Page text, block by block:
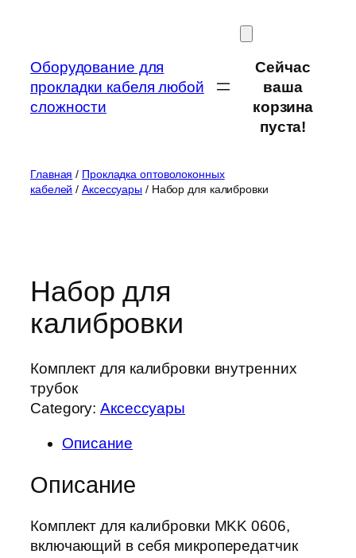
Оборудование для
прокладки кабеля любой
сложности
Сейчас
ваша
корзина
пуста!
Главная / Прокладка оптоволоконных
кабелей /Аксессуары / Набор для калибровки
Набор для
калибровки
Комплект для калибровки внутренних
трубок
Category:Аксессуары
Описание
Описание
Комплект для калибровки MKK 0606,
включающий в себя микропередатчик